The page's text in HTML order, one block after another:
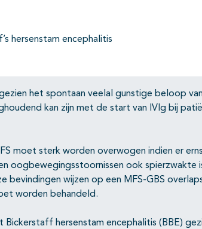
hersenstam encephalitis
het spontaan veelal gunstige beloop
kan zijn met de start van IVIg bij
moet sterk worden overwogen indien er
oogbewegingsstoornissen ook spierzwakte
bevindingen wijzen op een MFS-GBS
worden behandeld.
hersenstam encephalitis (BBE)